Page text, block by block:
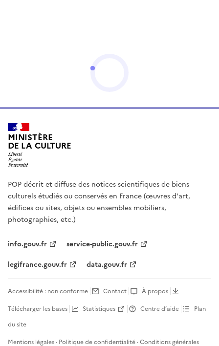
MINISTÈRE
DE LA CULTURE
POP décrit et diffuse des notices scientifiques de biens
culturels étudiés ou conservés en France (œuvres d'art,
édifices ou sites, objets ou ensembles mobiliers,
photographies, etc.)
info.gouv.fr
service-public.gouv.fr
legifrance.gouv.fr
data.gouv.fr
Accessibilité : non conforme Contact
À propos
Télécharger les bases
Statistiques Centre d’aide
Plan
du site
Mentions légales · Politique de confidentialité ·Conditions générales